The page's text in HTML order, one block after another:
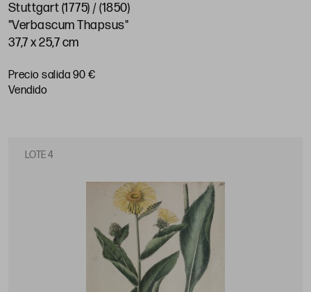
Stuttgart (1775) / (1850)
"Verbascum Thapsus"
37,7 x 25,7 cm
Precio salida 90 €
vendido
LOTE 4